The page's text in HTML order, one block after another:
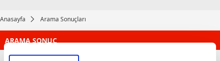
Anasayfa Arama Sonuçları
ARAMA SONUÇ